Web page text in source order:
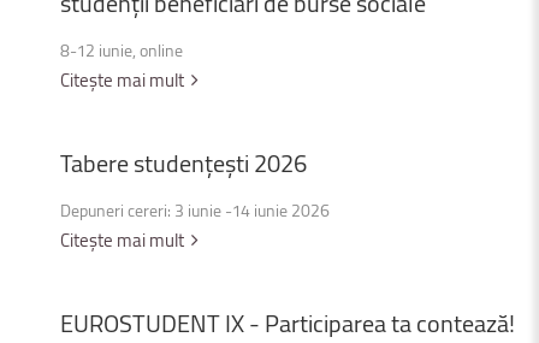
8-12 iunie, online
Citește mai mult
Taberestudențești2026
Depuneri cereri: 3 iunie -14 iunie 2026
Citește mai mult
EUROSTUDENTIX-Participareatacontează!